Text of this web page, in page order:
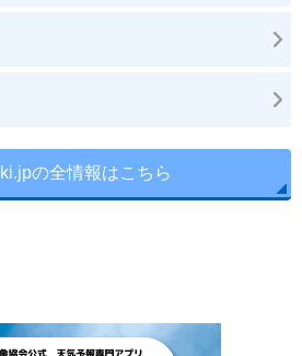
の全情報はこちら